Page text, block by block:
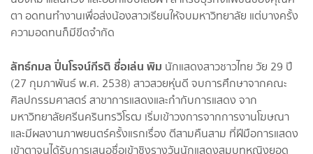
ตา อดทนทำงานเพื่อส่งน้องสาวเรียนให้จบมหาวิทยาลัย แต่บางครั้ง
ความอดทนก็มีขีดจำกัด
ลัทธ์กมล ปิ่นโรจน์กีรติ ชื่อเล่น พิม นักแสดงสาวชาวไทย วัย 29 ปี
(27 กุมภาพันธ์ พ.ศ. 2538) สาวสวยหุ่นดี จบการศึกษาจากคณะ
ศิลปกรรมศาสตร์ สาขาการแสดงและกำกับการแสดง จาก
มหาวิทยาลัยศรีนครินทรวิโรฒ เริ่มเข้าวงการจากการงานโฆษณา
และมีผลงานภาพยนตร์ครั้งแรกเรื่อง ตีสามคืนสาม ที่ฝีมือการแสดง
เข้าตาจนได้รับการเสนอชื่อเข้าชิงรางวันนักแสดงสมบทหญิงยอด